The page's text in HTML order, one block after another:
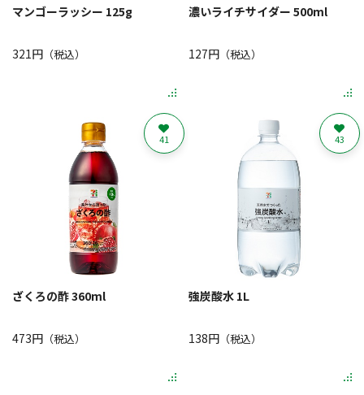
マンゴーラッシー 125g
321円 （税込）
濃いライチサイダー 500ml
127円（税込）
ざくろの酢 360ml
473円 （税込）
41
強炭酸水 1L
138円（税込）
43